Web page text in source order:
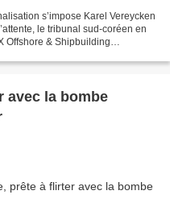
s’impose Karel Vereycken
le tribunal sud-coréen en
Offshore & Shipbuilding
avec la bombe